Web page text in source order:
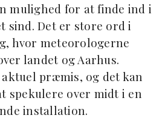
mulighed for at finde ind i
sind. Det er store ord i
hvor meteorologerne
landet og Aarhus.
præmis, og det kan
spekulere over midt i en
installation.